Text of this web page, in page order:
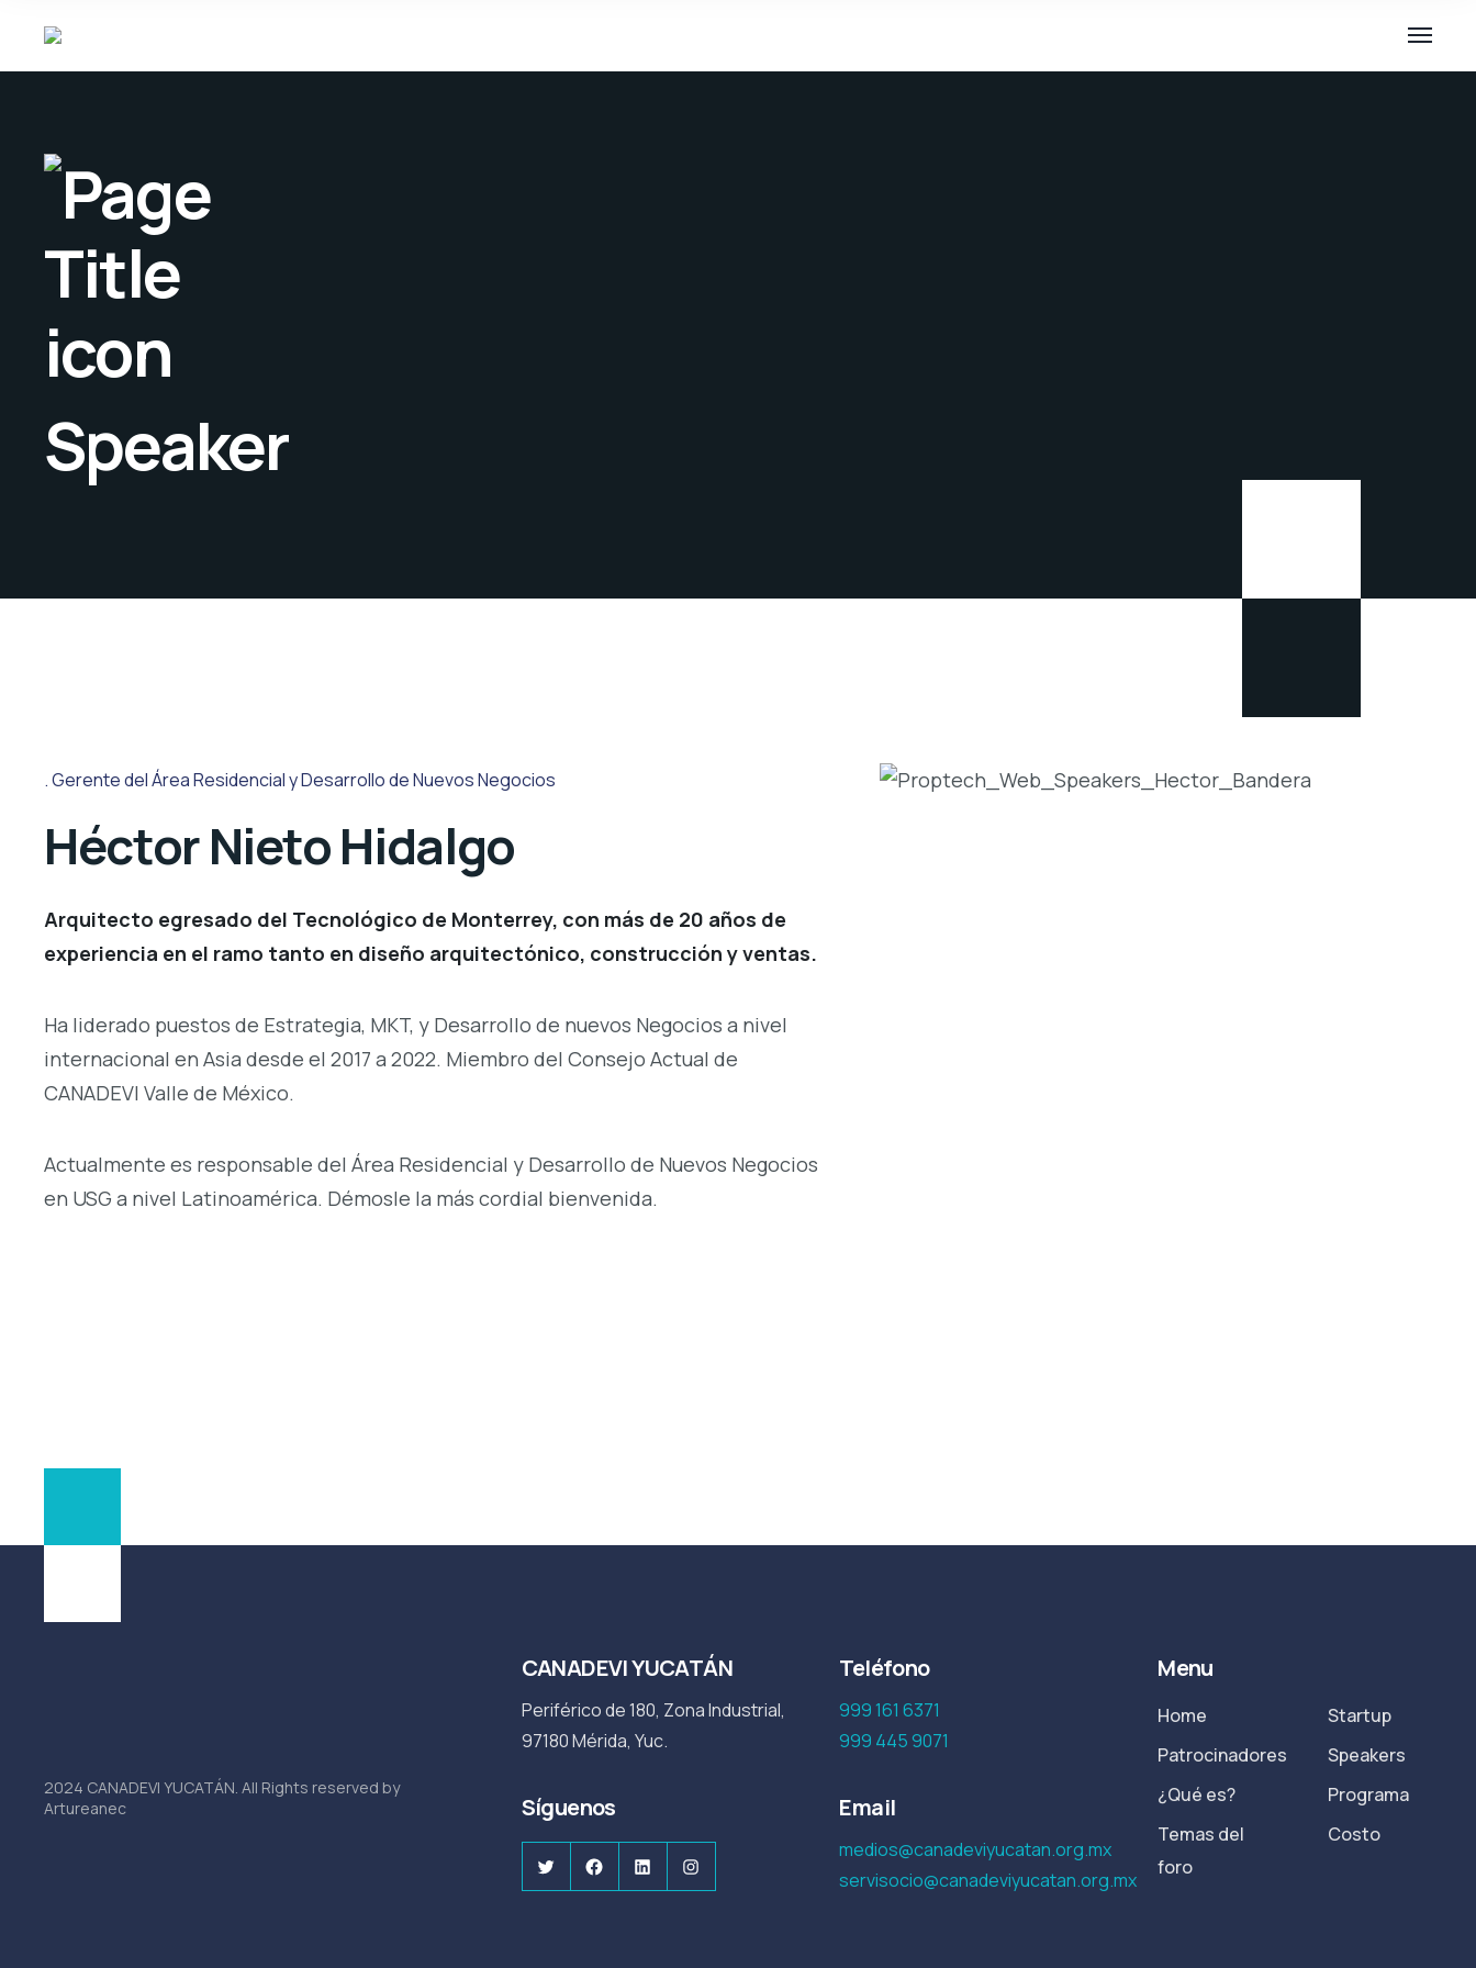
Speaker
Gerente del Área Residencial y Desarrollo de Nuevos Negocios
Héctor Nieto Hidalgo
Arquitecto egresado del Tecnológico de Monterrey, con más de 20 años de
experiencia en el ramo tanto en diseño arquitectónico, construcción y ventas.
Ha liderado puestos de Estrategia, MKT, y Desarrollo de nuevos Negocios a nivel
internacional en Asia desde el 2017 a 2022. Miembro del Consejo Actual de
CANADEVI Valle de México.
Actualmente es responsable del Área Residencial y Desarrollo de Nuevos Negocios
en USG a nivel Latinoamérica. Démosle la más cordial bienvenida.
2024 CANADEVI YUCATÁN. All Rights reserved by
Artureanec
CANADEVI YUCATÁN
Periférico de 180, Zona Industrial,
97180 Mérida, Yuc.
Síguenos
TwitterFacebook
LinkedInInstagram
Teléfono
999 161 6371
999 445 9071
Email
medios@canadeviyucatan.org.mx
servisocio@canadeviyucatan.org.mx
Menu
Home
Patrocinadores
¿Qué es?
Temas del
foro
Startup
Speakers
Programa
Costo